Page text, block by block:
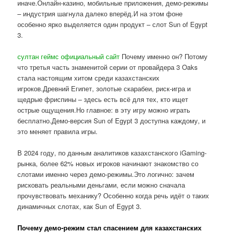
иначе.Онлайн-казино, мобильные приложения, демо-режимы
– индустрия шагнула далеко вперёд.И на этом фоне
особенно ярко выделяется один продукт – слот Sun of Egypt
3.
султан геймс официальный сайт Почему именно он? Потому
что третья часть знаменитой серии от провайдера 3 Oaks
стала настоящим хитом среди казахстанских
игроков.Древний Египет, золотые скарабеи, риск-игра и
щедрые фриспины – здесь есть всё для тех, кто ищет
острые ощущения.Но главное: в эту игру можно играть
бесплатно.Демо-версия Sun of Egypt 3 доступна каждому, и
это меняет правила игры.
В 2024 году, по данным аналитиков казахстанского iGaming-
рынка, более 62% новых игроков начинают знакомство со
слотами именно через демо-режимы.Это логично: зачем
рисковать реальными деньгами, если можно сначала
прочувствовать механику? Особенно когда речь идёт о таких
динамичных слотах, как Sun of Egypt 3.
Почему демо-режим стал спасением для казахстанских